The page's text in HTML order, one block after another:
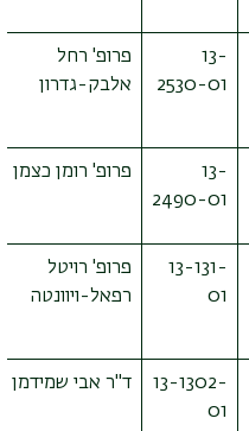
13-
2530-01
פרופ' רחל
אלבק-גדרון
13-
2490-01
פרופ' רומן כצמן
13-131-
01
פרופ' רויטל
רפאל-ויוונטה
13-1302-
01
ד"ר אבי שמידמן